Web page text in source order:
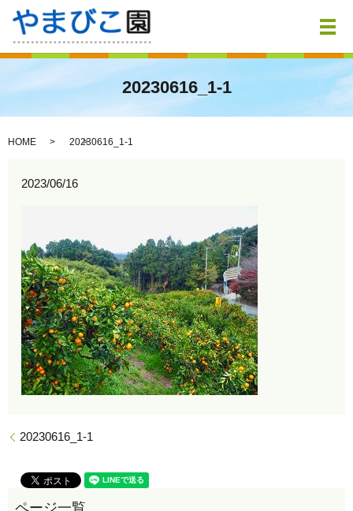
メ
20230616_1-1
HOME 20230616_1-1
2023/06/16
20230616_1-1